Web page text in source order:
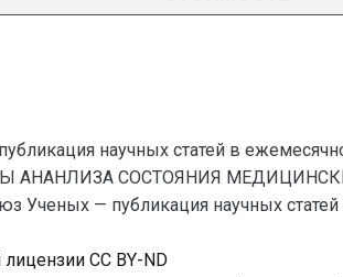
научных статей в
АНАНЛИЗА СОСТОЯНИЯ
— публикация научных статей
CC BY-ND